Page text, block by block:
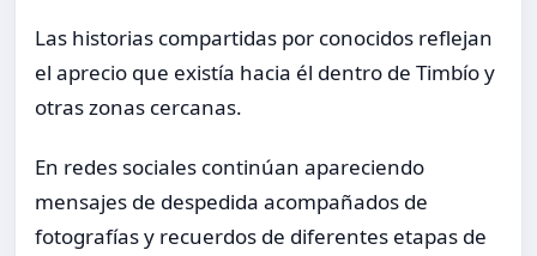
Las historias compartidas por conocidos reflejan
el aprecio que existía hacia él dentro de Timbío y
otras zonas cercanas.
En redes sociales continúan apareciendo
mensajes de despedida acompañados de
fotografías y recuerdos de diferentes etapas de